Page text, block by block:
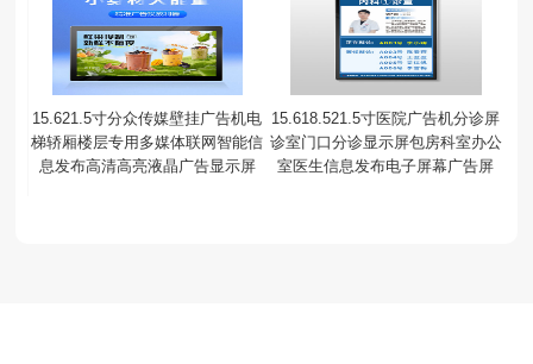
15.621.5寸分众传媒壁挂广告机电
梯轿厢楼层专用多媒体联网智能信
息发布高清高亮液晶广告显示屏
15.618.521.5寸医院广告机分诊屏
诊室门口分诊显示屏包房科室办公
室医生信息发布电子屏幕广告屏